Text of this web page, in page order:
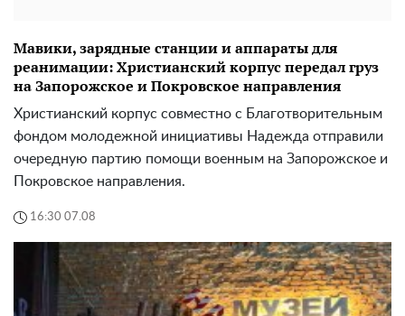
Мавики, зарядные станции и аппараты для
реанимации: Христианский корпус передал груз
на Запорожское и Покровское направления
Христианский корпус совместно с Благотворительным
фондом молодежной инициативы Надежда отправили
очередную партию помощи военным на Запорожское и
Покровское направления.
16:30 07.08